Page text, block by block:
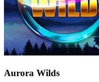
Aurora Wilds